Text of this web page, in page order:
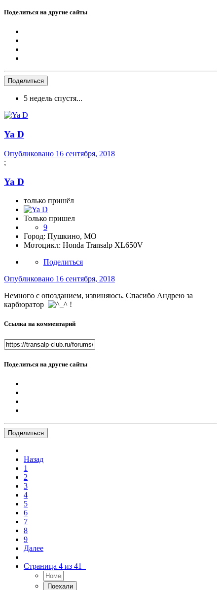
Поделиться на другие сайты
Поделиться
5 недель спустя...
Ya D
Опубликовано 16 сентября, 2018
;
Ya D
только пришёл
Только пришел
9
Город: Пушкино, МО
Мотоцикл: Honda Transalp XL650V
Поделиться
Опубликовано 16 сентября, 2018
Немного с опозданием, извиняюсь. Спасибо Андрею за
карбюратор
!
Ссылка на комментарий
Поделиться на другие сайты
Поделиться
Назад
1
2
3
4
5
6
7
8
9
Далее
Страница 4 из 41